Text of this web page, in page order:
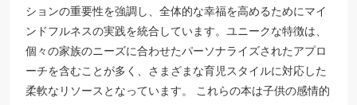
ションの重要性を強調し、全体的な幸福を高めるためにマイ
ンドフルネスの実践を統合しています。ユニークな特徴は、
個々の家族のニーズに合わせたパーソナライズされたアプロ
ーチを含むことが多く、さまざまな育児スタイルに対応した
柔軟なリソースとなっています。 これらの本は子供の感情的